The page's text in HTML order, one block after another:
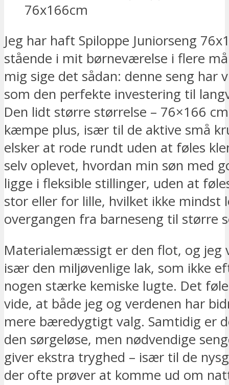
Jeg har haft Spiloppe Juniorseng
stående i mit børneværelse i flere
mig sige det sådan: denne seng har
som den perfekte investering til
Den lidt større størrelse – 76×166
kæmpe plus, især til de aktive små
elsker at rode rundt uden at føles
selv oplevet, hvordan min søn med
ligge i fleksible stillinger, uden at
stor eller for lille, hvilket ikke mindst
overgangen fra barneseng til større
Materialemæssigt er den flot, og
især den miljøvenlige lak, som ikke
nogen stærke kemiske lugte. Det
vide, at både jeg og verdenen har
mere bæredygtigt valg. Samtidig er
den sørgeløse, men nødvendige
giver ekstra tryghed – især til de
der ofte prøver at komme ud om